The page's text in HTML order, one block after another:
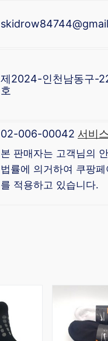
제2024-인천남동구-
호
02-006-00042 서비
본 판매자는 고객님의
법률에 의거하여 쿠팡
를 적용하고 있습니다.